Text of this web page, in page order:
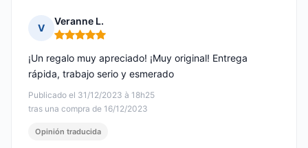
V
Veranne L.
Nota: 5 de 5
Publicado el 31/12/2023 à 18h25
tras una compra de 16/12/2023
¡Un regalo muy apreciado! ¡Muy original! Entrega
rápida, trabajo serio y esmerado
Opinión traducida